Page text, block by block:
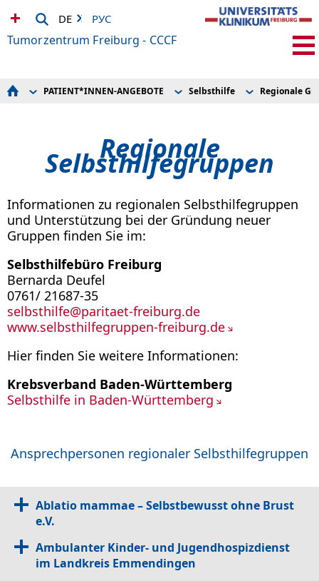
DE РУС
Tumorzentrum Freiburg - CCCF
ZUWEISENDE
AKTUELLES
VERANSTALTUNGEN
ÜBER UNS
IHRE SPENDEN
INFOS
PATIENT*INNEN-ANGEBOTE
Material und Links
Onkologische Pflege
Palliative Betreuung
Patient*innenbeirat
Projekt Freiburg INTEGRATIV+
Psychosoziale Krebsberatung
Seelsorge
Selbsthilfe
Sportonkologie
Tigerherz ... wenn Eltern Krebs haben
Zweite Meinung
Selbsthilfe
Regionale
Regionale
Selbsthilfegruppen
Informationen zu regionalen Selbsthilfegruppen
und Unterstützung bei der Gründung neuer
Gruppen finden Sie im:
Selbsthilfebüro Freiburg
Bernarda Deufel
0761/ 21687-35
selbsthilfe@paritaet-freiburg.de
www.selbsthilfegruppen-freiburg.de
Hier finden Sie weitere Informationen:
Krebsverband Baden-Württemberg
Selbsthilfe in Baden-Württemberg
Ansprechpersonen regionaler Selbsthilfegruppen
Ablatio mammae – Selbstbewusst ohne Brust
e.V.
Ambulanter Kinder- und Jugendhospizdienst
im Landkreis Emmendingen